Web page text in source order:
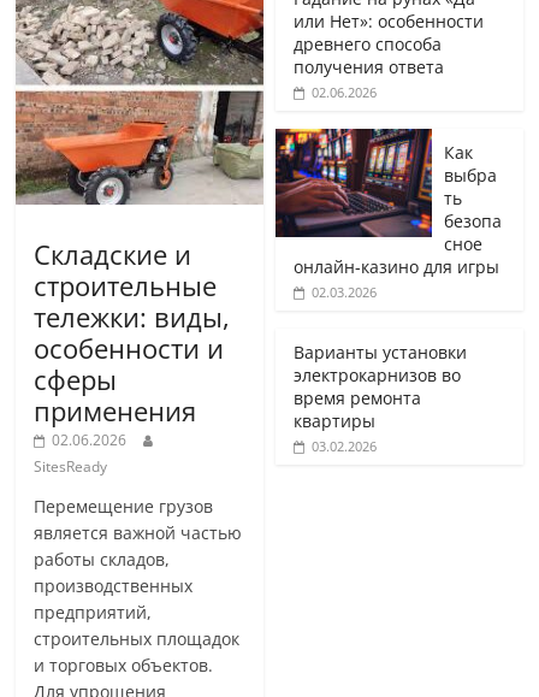
Складские и
строительные
тележки: виды,
особенности и
сферы
применения
02.06.2026
SitesReady
Перемещение грузов
является важной частью
работы складов,
производственных
предприятий,
строительных площадок
и торговых объектов.
Для упрощения
или Нет»: особенности
древнего способа
получения ответа
02.06.2026
Как
выбра
ть
безопа
сное
онлайн-казино для игры
02.03.2026
Варианты установки
электрокарнизов во
время ремонта
квартиры
03.02.2026